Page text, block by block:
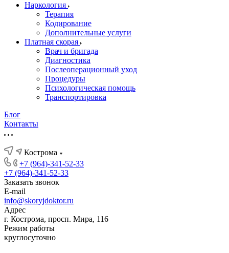
Наркология
Терапия
Кодирование
Дополнительные услуги
Платная скорая
Врач и бригада
Диагностика
Послеоперационный уход
Процедуры
Психологическая помощь
Транспортировка
Блог
Контакты
Кострома
+7 (964)-341-52-33
+7 (964)-341-52-33
Заказать звонок
E-mail
info@skoryjdoktor.ru
Адрес
г. Кострома, просп. Мира, 116
Режим работы
круглосуточно